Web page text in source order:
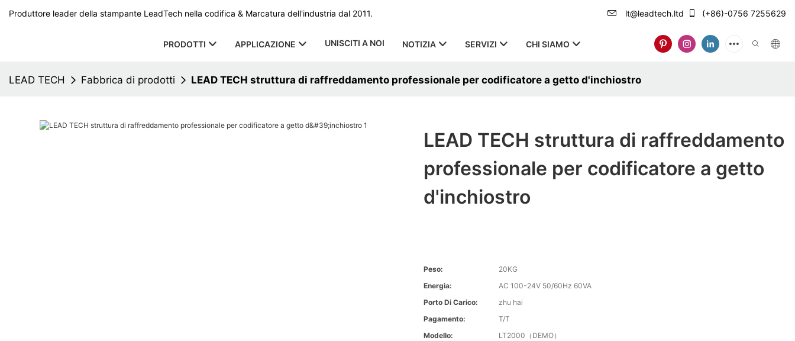
Produttore leader della stampante LeadTech nella codifica & Marcatura dell'industria dal 2011. lt@leadtech.ltd (+86)-0756 7255629
PRODOTTI APPLICAZIONE UNISCITI A NOI NOTIZIA SERVIZI CHI SIAMO
LEAD TECH Fabbrica di prodotti LEAD TECH struttura di raffreddamento professionale per codificatore a getto d'inchiostro
LEAD TECH struttura di raffreddamento
professionale per codificatore a getto
d'inchiostro
Peso:
20KG
Energia:
AC 100-24V 50/60Hz 60VA
Porto Di Carico:
zhu hai
Pagamento:
T/T
Modello:
LT2000（DEMO）